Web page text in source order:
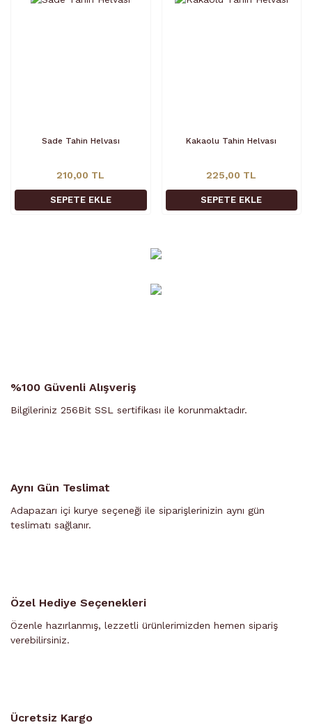
Sade Tahin Helvası
210,00 TL
SEPETE EKLE
Kakaolu Tahin Helvası
225,00 TL
SEPETE EKLE
%100 Güvenli Alışveriş
Bilgileriniz 256Bit SSL sertifikası ile korunmaktadır.
Aynı Gün Teslimat
Adapazarı içi kurye seçeneği ile siparişlerinizin aynı gün
teslimatı sağlanır.
Özel Hediye Seçenekleri
Özenle hazırlanmış, lezzetli ürünlerimizden hemen sipariş
verebilirsiniz.
Ücretsiz Kargo